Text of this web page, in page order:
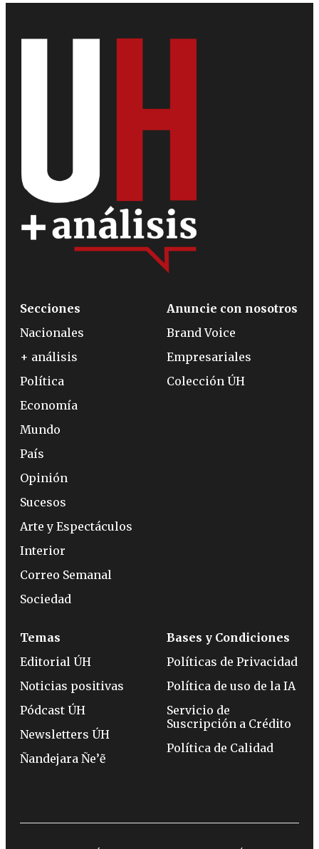
Secciones
Nacionales
+ análisis
Política
Economía
Mundo
País
Opinión
Sucesos
Arte y Espectáculos
Interior
Correo Semanal
Sociedad
Anuncie con nosotros
Brand Voice
Empresariales
Colección ÚH
Temas
Editorial ÚH
Noticias positivas
Pódcast ÚH
Newsletters ÚH
Ñandejara Ñe’ẽ
Bases y Condiciones
Políticas de Privacidad
Política de uso de la IA
Servicio de
Suscripción a Crédito
Política de Calidad